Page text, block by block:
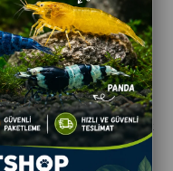
teslimat anlayışıyla
hem de online satış
yanına hizmet
her zaman ön
ve kaliteli ürünün
2. Şubesini Açarak